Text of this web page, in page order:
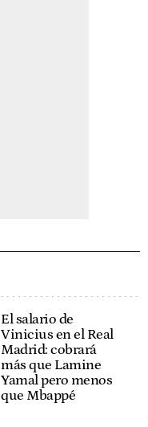
El salario de
Vinicius en el Real
Madrid: cobrará
más que Lamine
Yamal pero menos
que Mbappé